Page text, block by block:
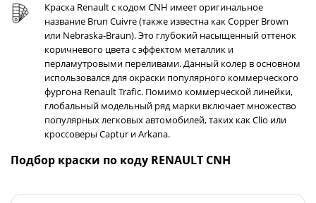
Краска Renault с кодом CNH имеет оригинальное
название Brun Cuivre (также известна как Copper Brown
или Nebraska-Braun). Это глубокий насыщенный оттенок
коричневого цвета с эффектом металлик и
перламутровыми переливами. Данный колер в основном
использовался для окраски популярного коммерческого
фургона Renault Trafic. Помимо коммерческой линейки,
глобальный модельный ряд марки включает множество
популярных легковых автомобилей, таких как Clio или
кроссоверы Captur и Arkana.
Подбор краски по коду RENAULT CNH